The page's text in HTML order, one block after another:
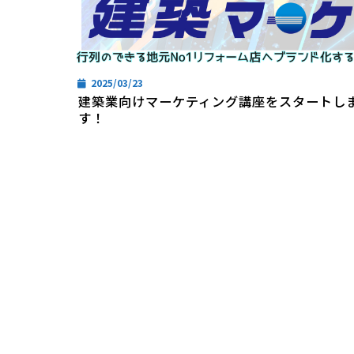
2025/03/23
建築業向けマーケティング講座をスタートし
す！